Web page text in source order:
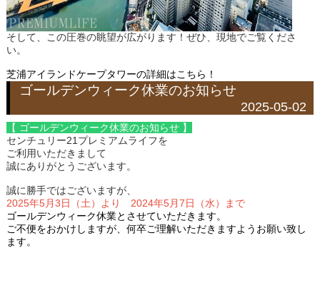
そして、この圧巻の眺望が広がります！ぜひ、現地でご覧くださ
い。
芝浦アイランドケープタワーの詳細はこちら！
ゴールデンウィーク休業のお知らせ
2025-05-02
【 ゴールデンウィーク休業のお知らせ 】
センチュリー21プレミアムライフを
ご利用いただきまして
誠にありがとうございます。
誠に勝手ではございますが、
2025年5月3日（土）より 2024年5月7日（水）まで
ゴールデンウィーク休業とさせていただきます。
ご不便をおかけしますが、何卒ご理解いただきますようお願い致し
ます。